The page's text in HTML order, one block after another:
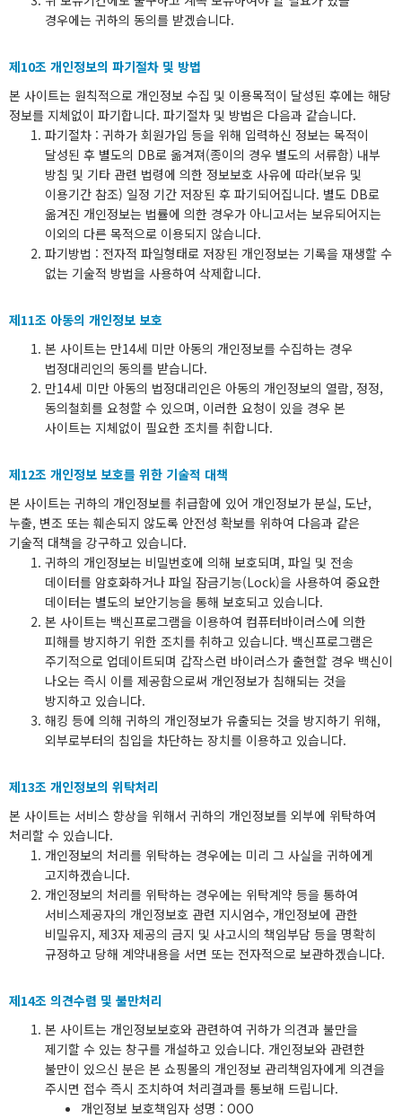
경우에는 귀하의 동의를 받겠습니다.
제10조 개인정보의 파기절차 및 방법
본 사이트는 원칙적으로 개인정보 수집 및 이용목적이 달성된 후에는 해당
정보를 지체없이 파기합니다. 파기절차 및 방법은 다음과 같습니다.
파기절차 : 귀하가 회원가입 등을 위해 입력하신 정보는 목적이
달성된 후 별도의 DB로 옮겨져(종이의 경우 별도의 서류함) 내부
방침 및 기타 관련 법령에 의한 정보보호 사유에 따라(보유 및
이용기간 참조) 일정 기간 저장된 후 파기되어집니다. 별도 DB로
옮겨진 개인정보는 법률에 의한 경우가 아니고서는 보유되어지는
이외의 다른 목적으로 이용되지 않습니다.
파기방법 : 전자적 파일형태로 저장된 개인정보는 기록을 재생할 수
없는 기술적 방법을 사용하여 삭제합니다.
제11조 아동의 개인정보 보호
본 사이트는 만14세 미만 아동의 개인정보를 수집하는 경우
법정대리인의 동의를 받습니다.
만14세 미만 아동의 법정대리인은 아동의 개인정보의 열람, 정정,
동의철회를 요청할 수 있으며, 이러한 요청이 있을 경우 본
사이트는 지체없이 필요한 조치를 취합니다.
제12조 개인정보 보호를 위한 기술적 대책
본 사이트는 귀하의 개인정보를 취급함에 있어 개인정보가 분실, 도난,
누출, 변조 또는 훼손되지 않도록 안전성 확보를 위하여 다음과 같은
기술적 대책을 강구하고 있습니다.
귀하의 개인정보는 비밀번호에 의해 보호되며, 파일 및 전송
데이터를 암호화하거나 파일 잠금기능(Lock)을 사용하여 중요한
데이터는 별도의 보안기능을 통해 보호되고 있습니다.
본 사이트는 백신프로그램을 이용하여 컴퓨터바이러스에 의한
피해를 방지하기 위한 조치를 취하고 있습니다. 백신프로그램은
주기적으로 업데이트되며 갑작스런 바이러스가 출현할 경우 백신이
나오는 즉시 이를 제공함으로써 개인정보가 침해되는 것을
방지하고 있습니다.
해킹 등에 의해 귀하의 개인정보가 유출되는 것을 방지하기 위해,
외부로부터의 침입을 차단하는 장치를 이용하고 있습니다.
제13조 개인정보의 위탁처리
본 사이트는 서비스 향상을 위해서 귀하의 개인정보를 외부에 위탁하여
처리할 수 있습니다.
개인정보의 처리를 위탁하는 경우에는 미리 그 사실을 귀하에게
고지하겠습니다.
개인정보의 처리를 위탁하는 경우에는 위탁계약 등을 통하여
서비스제공자의 개인정보호 관련 지시엄수, 개인정보에 관한
비밀유지, 제3자 제공의 금지 및 사고시의 책임부담 등을 명확히
규정하고 당해 계약내용을 서면 또는 전자적으로 보관하겠습니다.
제14조 의견수렴 및 불만처리
본 사이트는 개인정보보호와 관련하여 귀하가 의견과 불만을
제기할 수 있는 창구를 개설하고 있습니다. 개인정보와 관련한
불만이 있으신 분은 본 쇼핑몰의 개인정보 관리책임자에게 의견을
주시면 접수 즉시 조치하여 처리결과를 통보해 드립니다.
개인정보 보호책임자 성명 : OOO